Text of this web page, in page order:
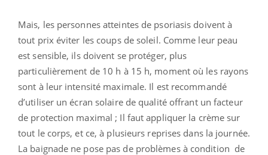
Mais, les personnes atteintes de psoriasis doivent à
tout prix éviter les coups de soleil. Comme leur peau
est sensible, ils doivent se protéger, plus
particulièrement de 10 h à 15 h, moment où les rayons
sont à leur intensité maximale. Il est recommandé
d’utiliser un écran solaire de qualité offrant un facteur
de protection maximal ; Il faut appliquer la crème sur
tout le corps, et ce, à plusieurs reprises dans la journée.
La baignade ne pose pas de problèmes à condition de